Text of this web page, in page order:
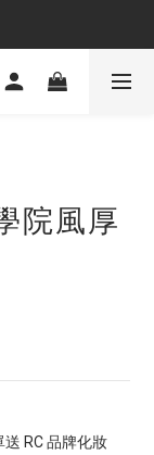
院風厚
RC 品牌化妝